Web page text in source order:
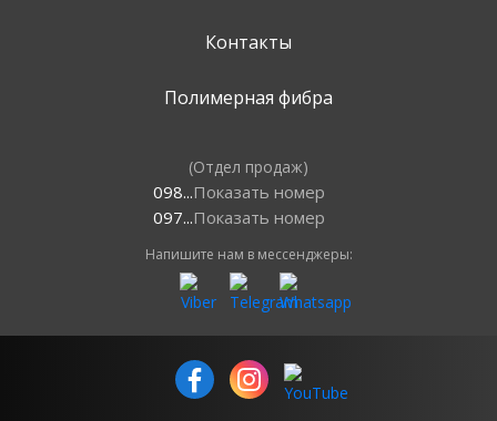
Контакты
Полимерная фибра
098...Показать номер
097...Показать номер
(Отдел продаж)
Напишите нам в мессенджеры: